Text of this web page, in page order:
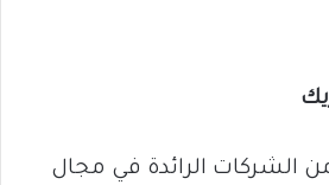
الشركات الرائدة في مجال